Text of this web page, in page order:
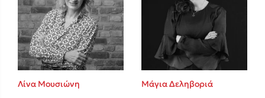
Λίνα Μουσιώνη Μάγια Δεληβοριά